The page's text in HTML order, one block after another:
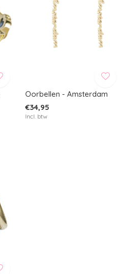
Oorbellen - Amsterdam
€34,95
Incl. btw